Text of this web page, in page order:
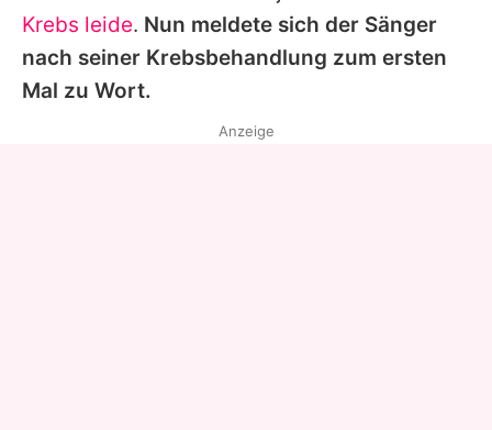
Nutzungsbedingungen
Utiq verwalten
Krebs leide. Nun meldete sich der Sänger
nach seiner Krebsbehandlung zum ersten
Mal zu Wort.
Anzeige